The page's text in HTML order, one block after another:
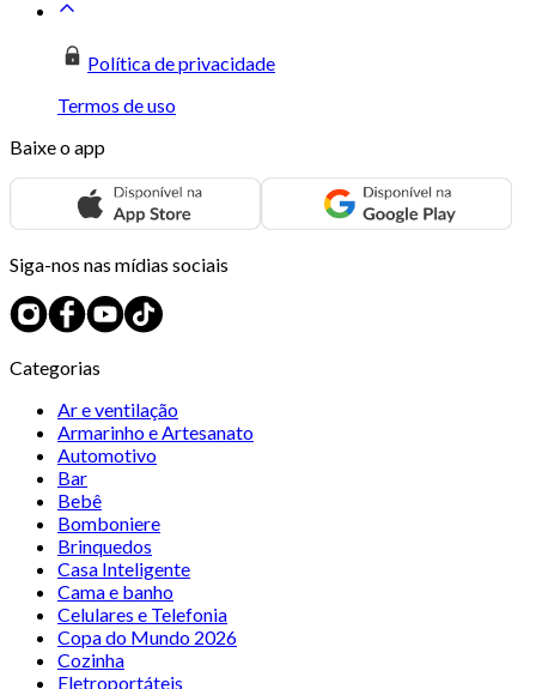
Política de privacidade
Termos de uso
Baixe o app
Siga-nos nas mídias sociais
Categorias
Ar e ventilação
Armarinho e Artesanato
Automotivo
Bar
Bebê
Bomboniere
Brinquedos
Casa Inteligente
Cama e banho
Celulares e Telefonia
Copa do Mundo 2026
Cozinha
Eletroportáteis